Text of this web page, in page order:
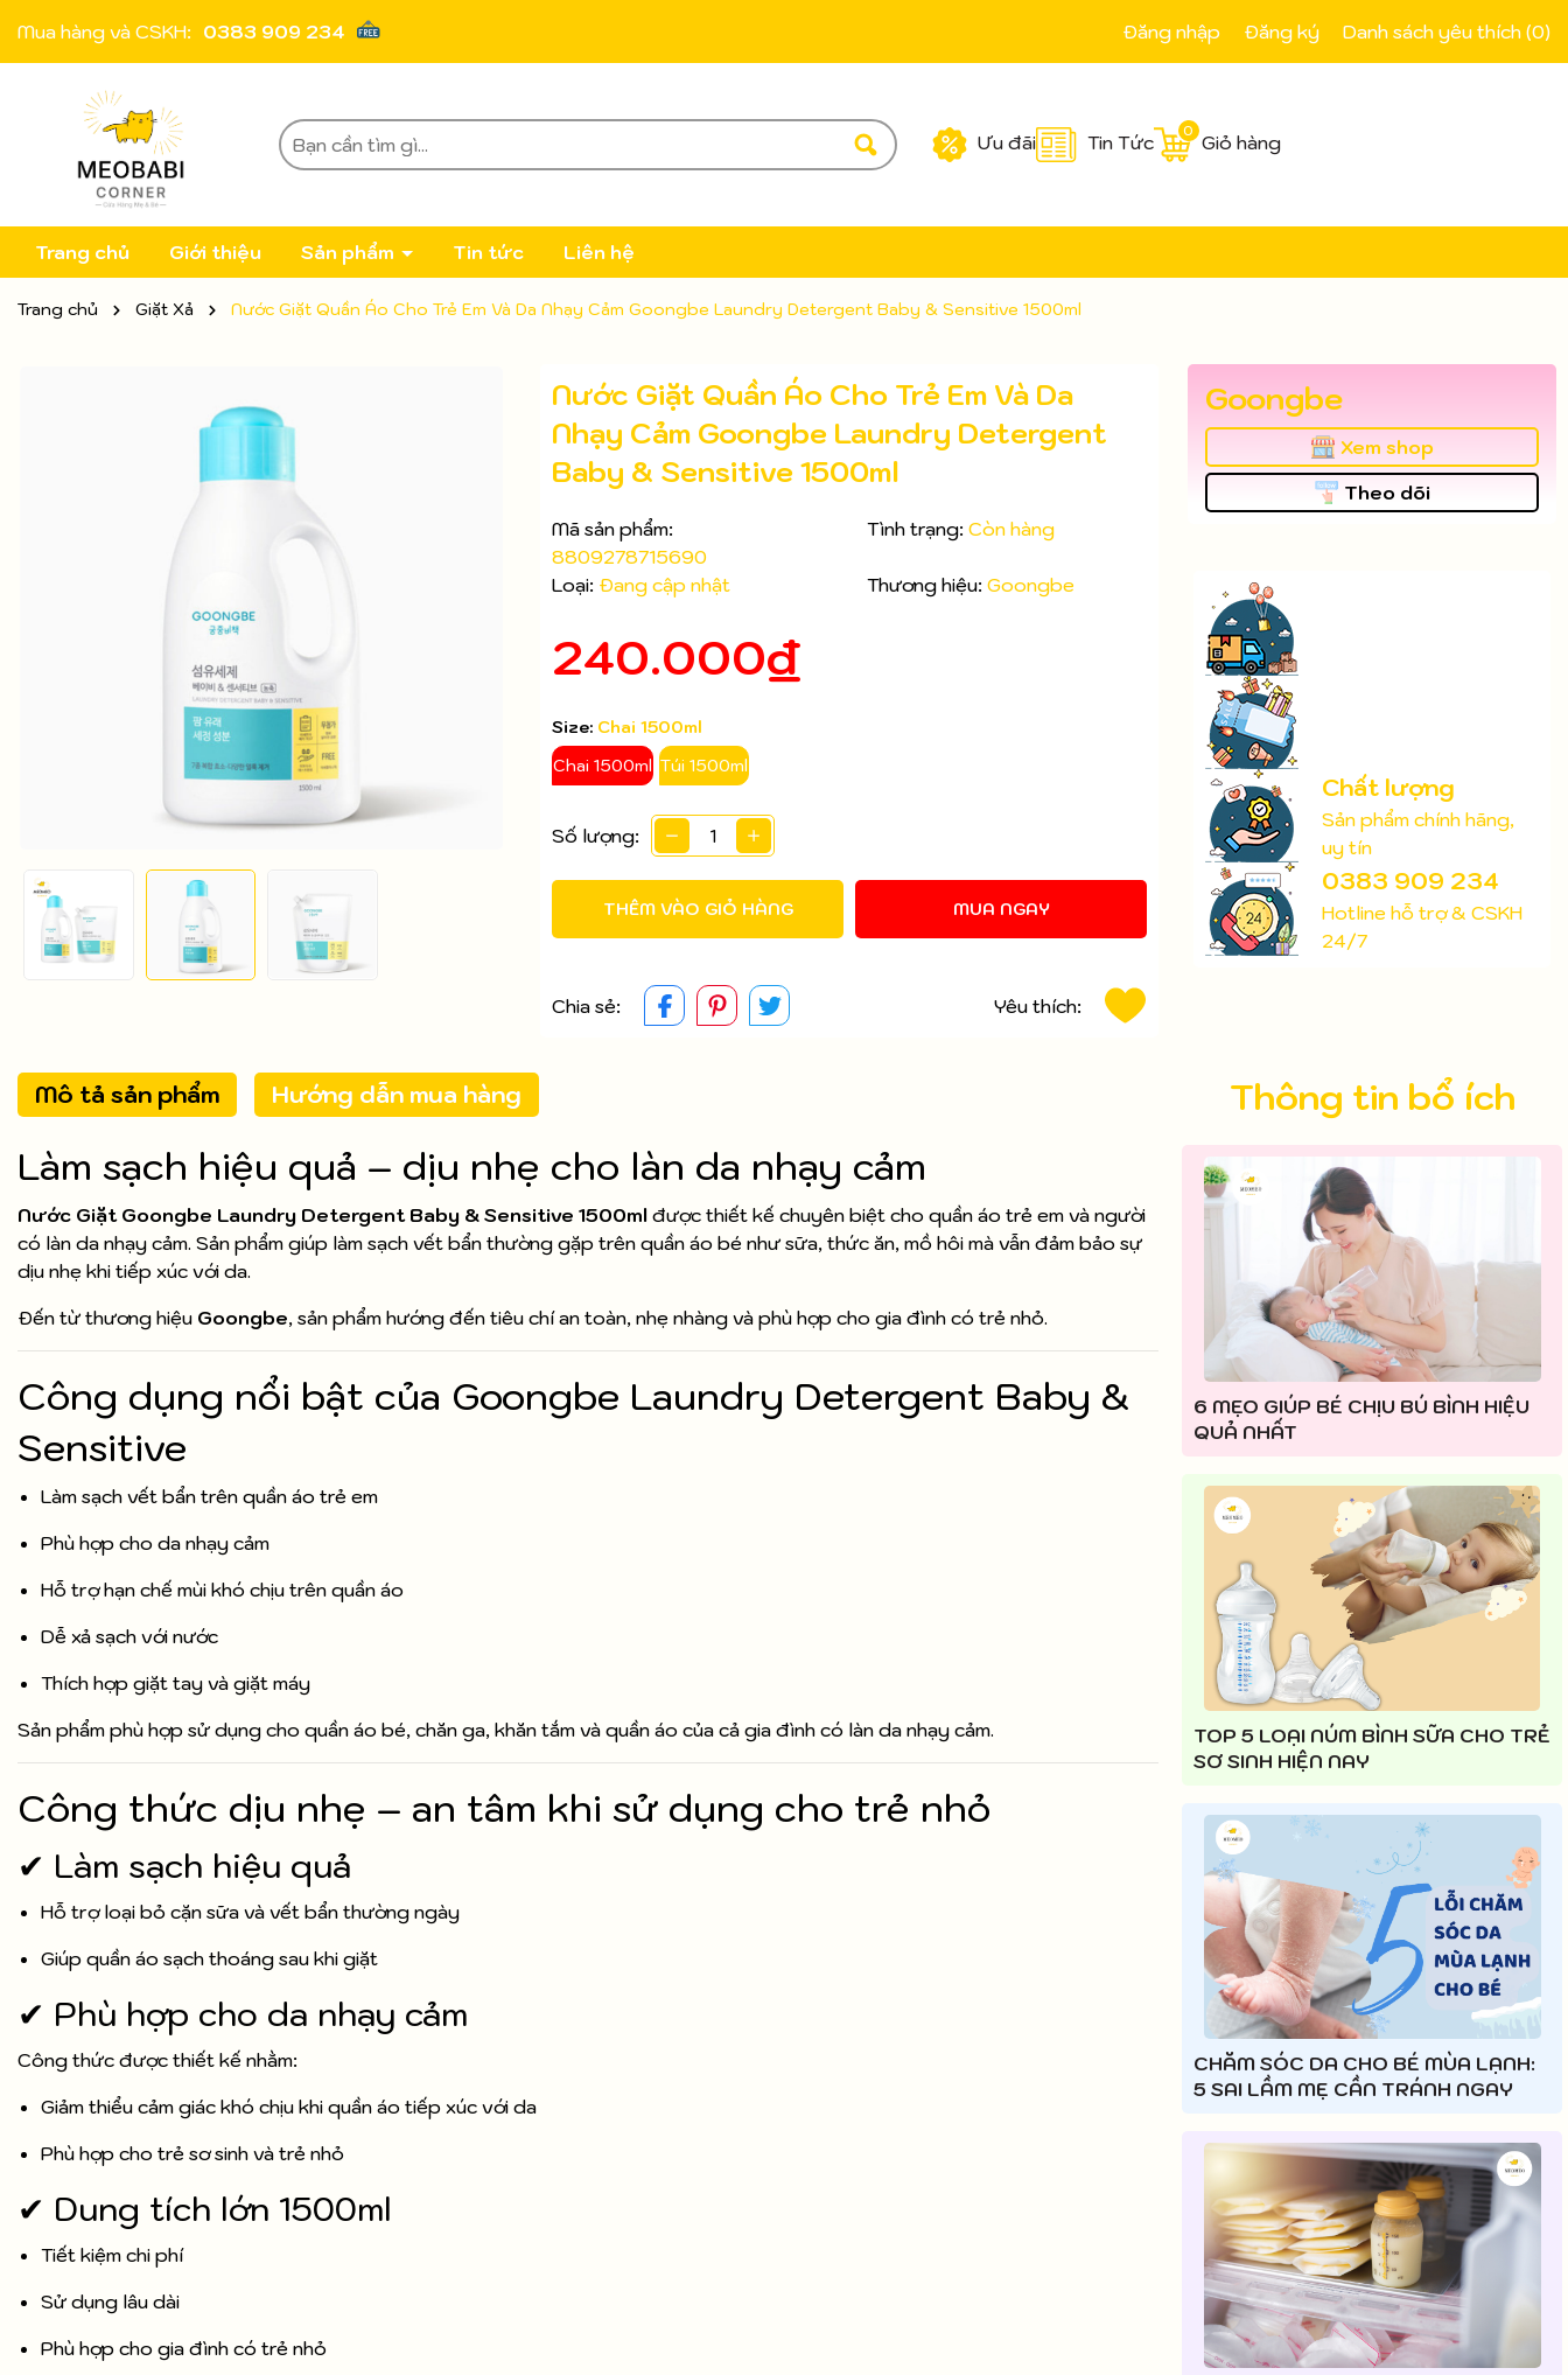
Mua hàng và CSKH: 0383 909 234 Đăng nhập Đăng ký Danh sách yêu thích (0)
Ưu đãi Tin Tức Giỏ hàng
0
Trang chủ Giới thiệu Sản phẩm Tin tức Liên hệ
Trang chủ Giặt Xả Nước Giặt Quần Áo Cho Trẻ Em Và Da Nhạy Cảm Goongbe Laundry Detergent Baby & Sensitive 1500ml
Nước Giặt Quần Áo Cho Trẻ Em Và Da
Nhạy Cảm Goongbe Laundry Detergent
Baby & Sensitive 1500ml
Mã sản phẩm:
8809278715690
Tình trạng: Còn hàng
Loại: Đang cập nhật Thương hiệu: Goongbe
240.000₫
Size: Chai 1500ml
Chai 1500ml Túi 1500ml
Số lượng:
THÊM VÀO GIỎ HÀNG MUA NGAY
Mã giảm giá:
Chia sẻ: Yêu thích:
Goongbe
Xem shop
Theo dõi
Chất lượng
Sản phẩm chính hãng,
uy tín
0383 909 234
Hotline hỗ trợ & CSKH
24/7
Mô tả sản phẩm Hướng dẫn mua hàng
Làm sạch hiệu quả – dịu nhẹ cho làn da nhạy cảm
Nước Giặt Goongbe Laundry Detergent Baby & Sensitive 1500ml được thiết kế chuyên biệt cho quần áo trẻ em và người
có làn da nhạy cảm. Sản phẩm giúp làm sạch vết bẩn thường gặp trên quần áo bé như sữa, thức ăn, mồ hôi mà vẫn đảm bảo sự
dịu nhẹ khi tiếp xúc với da.
Đến từ thương hiệu Goongbe, sản phẩm hướng đến tiêu chí an toàn, nhẹ nhàng và phù hợp cho gia đình có trẻ nhỏ.
Công dụng nổi bật của Goongbe Laundry Detergent Baby &
Sensitive
Làm sạch vết bẩn trên quần áo trẻ em
Phù hợp cho da nhạy cảm
Hỗ trợ hạn chế mùi khó chịu trên quần áo
Dễ xả sạch với nước
Thích hợp giặt tay và giặt máy
Sản phẩm phù hợp sử dụng cho quần áo bé, chăn ga, khăn tắm và quần áo của cả gia đình có làn da nhạy cảm.
Công thức dịu nhẹ – an tâm khi sử dụng cho trẻ nhỏ
✔ Làm sạch hiệu quả
Hỗ trợ loại bỏ cặn sữa và vết bẩn thường ngày
Giúp quần áo sạch thoáng sau khi giặt
✔ Phù hợp cho da nhạy cảm
Công thức được thiết kế nhằm:
Giảm thiểu cảm giác khó chịu khi quần áo tiếp xúc với da
Phù hợp cho trẻ sơ sinh và trẻ nhỏ
✔ Dung tích lớn 1500ml
Tiết kiệm chi phí
Sử dụng lâu dài
Phù hợp cho gia đình có trẻ nhỏ
Thông tin bổ ích
6 MẸO GIÚP BÉ CHỊU BÚ BÌNH HIỆU
QUẢ NHẤT
TOP 5 LOẠI NÚM BÌNH SỮA CHO TRẺ
SƠ SINH HIỆN NAY
CHĂM SÓC DA CHO BÉ MÙA LẠNH:
5 SAI LẦM MẸ CẦN TRÁNH NGAY